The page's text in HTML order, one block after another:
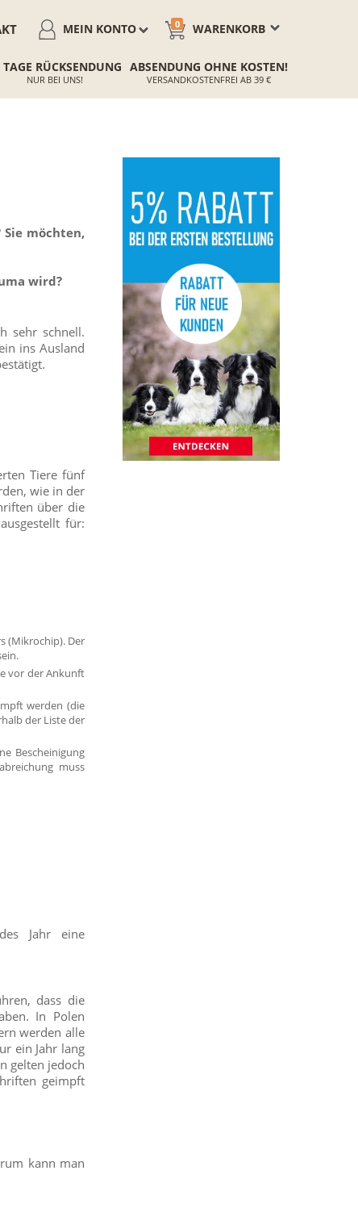
WARENKORB
0
MEIN KONTO
RÜCKSENDUNG
NUR BEI UNS!
ABSENDUNG OHNE KOSTEN!
VERSANDKOSTENFREI AB 39 €
Sie möchten,
wird?
sehr schnell.
ins Ausland
Tiere fünf
wie in der
über die
für:
(Mikrochip). Der
vor der Ankunft
werden (die
der Liste der
Bescheinigung
muss
Jahr eine
dass die
In Polen
werden alle
ein Jahr lang
gelten jedoch
geimpft
kann man